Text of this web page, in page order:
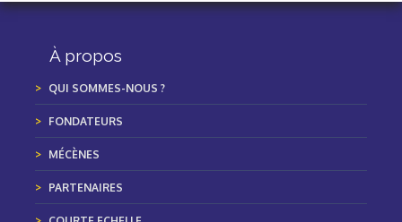
À propos
QUI SOMMES-NOUS ?
FONDATEURS
MÉCÈNES
PARTENAIRES